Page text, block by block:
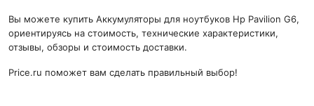
Вы можете купить Аккумуляторы для ноутбуков Hp Pavilion G6,
ориентируясь на стоимость, технические характеристики,
отзывы, обзоры и стоимость доставки.
Price.ru поможет вам сделать правильный выбор!